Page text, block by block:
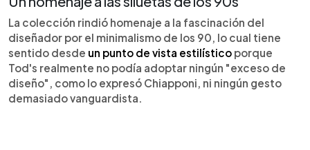
La colección rindió homenaje a la fascinación del
diseñador por el minimalismo de los 90, lo cual tiene
sentido desde un punto de vista estilístico porque
Tod's realmente no podía adoptar ningún "exceso de
diseño", como lo expresó Chiapponi, ni ningún gesto
demasiado vanguardista.